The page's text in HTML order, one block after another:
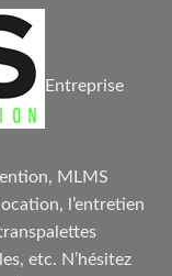
Entreprise
MLMS
l’entretien
etc. N’hésitez